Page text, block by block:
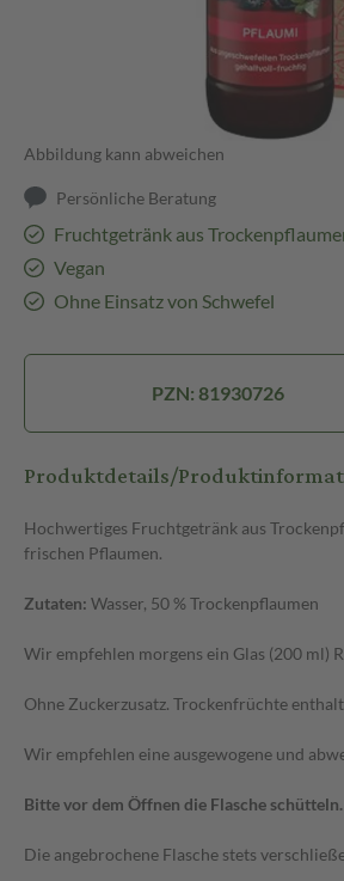
Abbildung kann abweichen
Persönliche Beratung
Fruchtgetränk aus
Vegan
Ohne Einsatz von Schwefel
PZN: 81930726
Produktdetails/
Hochwertiges Fruchtgetränk aus
frischen Pflaumen.
Zutaten: Wasser, 50 % Trockenpflaumen
Wir empfehlen morgens ein Glas (200 ml)
Ohne Zuckerzusatz. Trockenfrüchte
Wir empfehlen eine ausgewogene und
Bitte vor dem Öffnen die Flasche schütteln.
Die angebrochene Flasche stets